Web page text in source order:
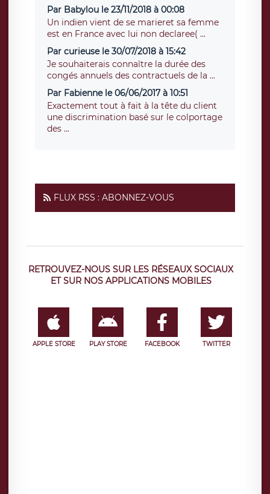
Par Babylou le 23/11/2018 à 00:08
Un indien vient de se marieret sa femme
est en France avec lui non declaree( ...
Par curieuse le 30/07/2018 à 15:42
Je souhaiterais connaître la durée des
congés annuels des contractuels de la ...
Par Fabienne le 06/06/2017 à 10:51
Exactement tout à fait à la tête du client
une discrimination basé sur le colportage
des ...
FLUX RSS : ABONNEZ-VOUS
RETROUVEZ-NOUS SUR LES RÉSEAUX SOCIAUX
ET SUR NOS APPLICATIONS MOBILES
APPLE STORE PLAY STORE FACEBOOK TWITTER